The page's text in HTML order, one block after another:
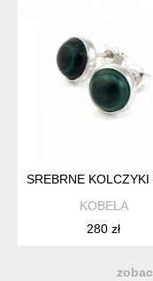
SREBRNE
KOBELA
280 zł